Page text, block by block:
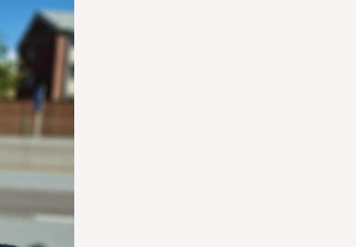
Oslo, sammen med andre psykisk
Driver samtalegrupper bestående av
Får nye oppgaver som
på systemnivå og tjenestenivå.